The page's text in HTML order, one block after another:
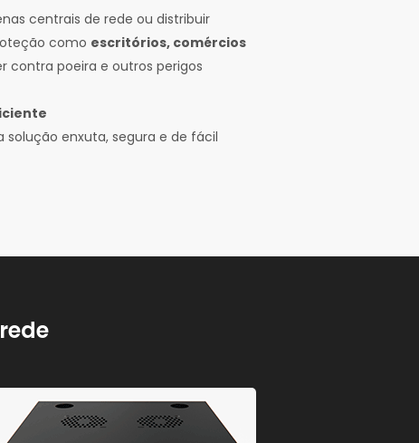
centrais de rede ou distribuir
como escritórios, comércios
contra poeira e outros perigos
enxuta, segura e de fácil